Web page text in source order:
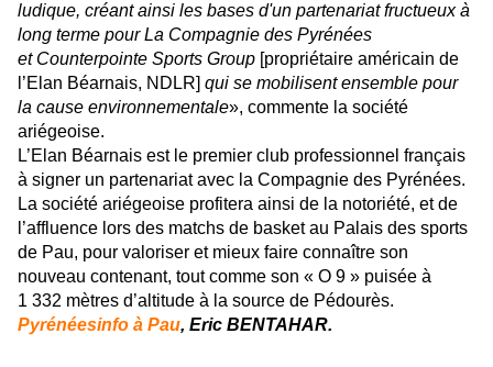
ludique, créant ainsi les bases d'un partenariat fructueux à
long terme pour La Compagnie des Pyrénées
et Counterpointe Sports Group [propriétaire américain de
l’Elan Béarnais, NDLR] qui se mobilisent ensemble pour
la cause environnementale», commente la société
ariégeoise.
L’Elan Béarnais est le premier club professionnel français
à signer un partenariat avec la Compagnie des Pyrénées.
La société ariégeoise profitera ainsi de la notoriété, et de
l’affluence lors des matchs de basket au Palais des sports
de Pau, pour valoriser et mieux faire connaître son
nouveau contenant, tout comme son « O 9 » puisée à
1 332 mètres d’altitude à la source de Pédourès.
Pyrénéesinfo à Pau, Eric BENTAHAR.